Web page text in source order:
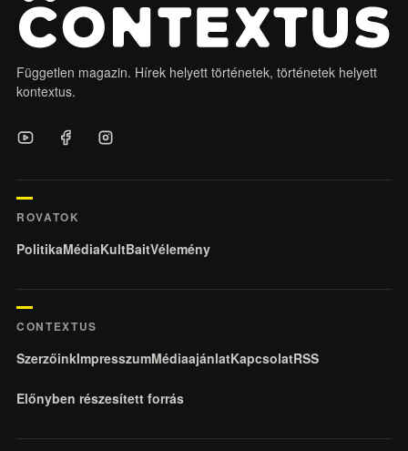
Független magazin. Hírek helyett történetek, történetek helyett
kontextus.
ROVATOK
PolitikaMédiaKultBaitVélemény
CONTEXTUS
SzerzőinkImpresszumMédiaajánlatKapcsolatRSS
Előnyben részesített forrás